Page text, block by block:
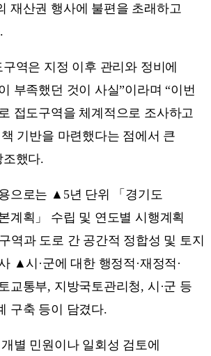
재산권 행사에 불편을 초래하고
역은 지정 이후 관리와 정비에
부족했던 것이 사실”이라며 “이번
접도구역을 체계적으로 조사하고
기반을 마련했다는 점에서 큰
조했다.
으로는 ▲5년 단위 「경기도
계획」 수립 및 연도별 시행계획
역과 도로 간 공간적 정합성 및 토지
▲시·군에 대한 행정적·재정적·
교통부, 지방국토관리청, 시·군 등
구축 등이 담겼다.
별 민원이나 일회성 검토에